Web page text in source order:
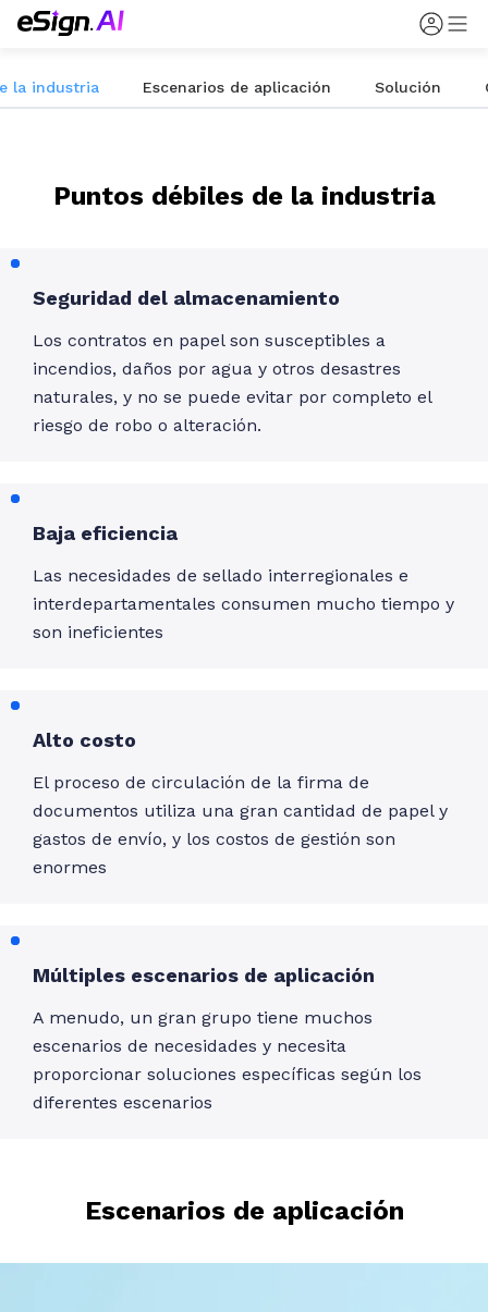
la industria Escenarios de aplicación Solución
Puntos débiles de la industria
Seguridad del almacenamiento
Los contratos en papel son susceptibles a
incendios, daños por agua y otros desastres
naturales, y no se puede evitar por completo el
riesgo de robo o alteración.
Baja eficiencia
Las necesidades de sellado interregionales e
interdepartamentales consumen mucho tiempo y
son ineficientes
Alto costo
El proceso de circulación de la firma de
documentos utiliza una gran cantidad de papel y
gastos de envío, y los costos de gestión son
enormes
Múltiples escenarios de aplicación
A menudo, un gran grupo tiene muchos
escenarios de necesidades y necesita
proporcionar soluciones específicas según los
diferentes escenarios
Escenarios de aplicación